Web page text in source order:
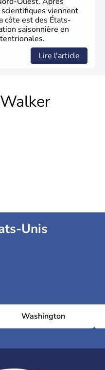
viennent
côte est des États-
saisonnière en
Lire l'article
Walker
Unis
Washington